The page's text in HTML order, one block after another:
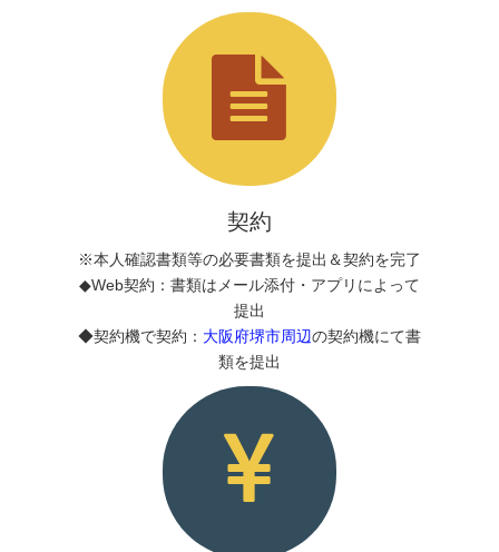
契約
※本人確認書類等の必要書類を提出＆契約を完了
◆Web契約：書類はメール添付・アプリによって
提出
◆契約機で契約： 大阪府堺市周辺の契約機にて書
類を提出